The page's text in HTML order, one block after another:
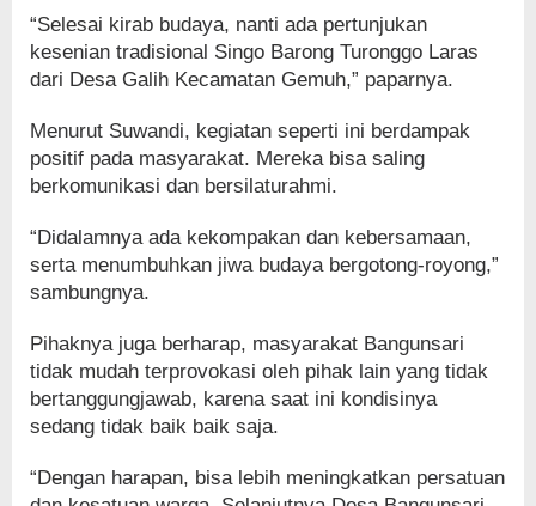
“Selesai kirab budaya, nanti ada pertunjukan
kesenian tradisional Singo Barong Turonggo Laras
dari Desa Galih Kecamatan Gemuh,” paparnya.
Menurut Suwandi, kegiatan seperti ini berdampak
positif pada masyarakat. Mereka bisa saling
berkomunikasi dan bersilaturahmi.
“Didalamnya ada kekompakan dan kebersamaan,
serta menumbuhkan jiwa budaya bergotong-royong,”
sambungnya.
Pihaknya juga berharap, masyarakat Bangunsari
tidak mudah terprovokasi oleh pihak lain yang tidak
bertanggungjawab, karena saat ini kondisinya
sedang tidak baik baik saja.
“Dengan harapan, bisa lebih meningkatkan persatuan